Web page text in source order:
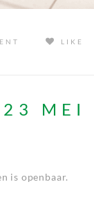
LIKE
23 MEI
is openbaar.